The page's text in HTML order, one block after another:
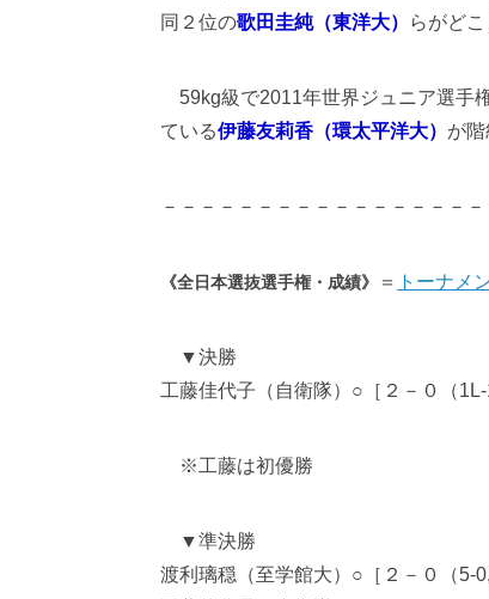
同２位の歌田圭純（東洋大） らがどこ
59kg級で2011年世界ジュニア選手
ている伊藤友莉香（環太平洋大） が
－－－－－－－－－－－－－－－－
《全日本選抜選手権・成績》 ＝ トーナメ
▼決勝
工藤佳代子（自衛隊）○［２－０（
※工藤は初優勝
▼準決勝
渡利璃穏（至学館大）○［２－０（5-